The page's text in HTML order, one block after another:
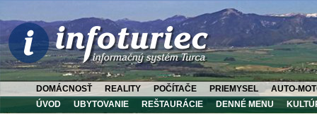
DOMÁCNOSŤ REALITY POČÍTAČE PRIEMYSEL
AUTO-
ÚVOD
UBYTOVANIE REŠTAURÁCIE DENNÉ MENU